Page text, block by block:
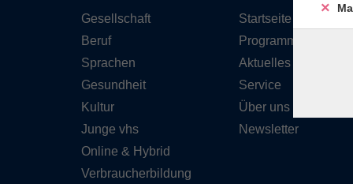
Gesellschaft
Beruf
Sprachen
Gesundheit
Kultur
Junge vhs
Online & Hybrid
Verbraucherbildung
Startseite
Programm
Aktuelles
Service
Über uns
Newsletter